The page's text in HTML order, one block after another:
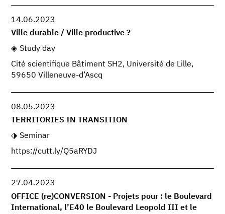
14.06.2023
Ville durable / Ville productive ?
Study day
Cité scientifique Bâtiment SH2, Université de Lille,
59650 Villeneuve-d’Ascq
08.05.2023
TERRITORIES IN TRANSITION
Seminar
https://cutt.ly/Q5aRYDJ
27.04.2023
OFFICE (re)CONVERSION - Projets pour : le Boulevard
International, l’E40 le Boulevard Leopold III et le